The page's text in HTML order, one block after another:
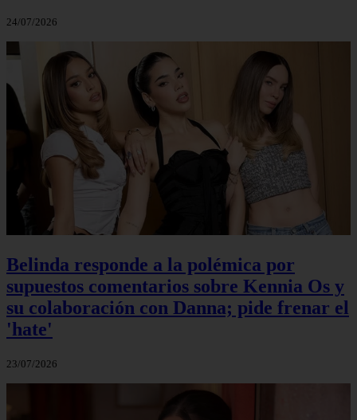
24/07/2026
Belinda responde a la polémica por
supuestos comentarios sobre Kennia Os y
su colaboración con Danna; pide frenar el
'hate'
23/07/2026